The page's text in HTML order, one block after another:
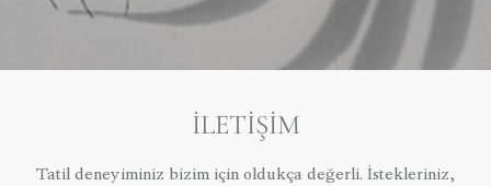
İLETIŞIM
Tatil deneyiminiz bizim için oldukça değerli. İstekleriniz,